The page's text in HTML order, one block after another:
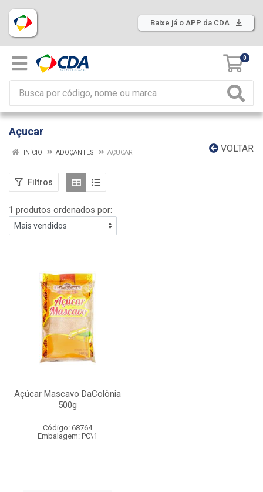
Baixe já o APP da CDA
0
Açucar
VOLTAR
INÍCIO ADOÇANTES AÇUCAR
Filtros
1 produtos ordenados por:
Açúcar Mascavo DaColônia
500g
Código: 68764
Embalagem: PC\1